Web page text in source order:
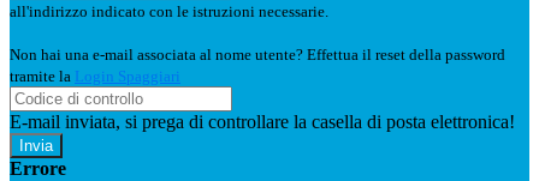
all'indirizzo indicato con le istruzioni necessarie.
Non hai una e-mail associata al nome utente? Effettua il reset della password
tramite la Login Spaggiari
E-mail inviata, si prega di controllare la casella di posta elettronica!
Errore